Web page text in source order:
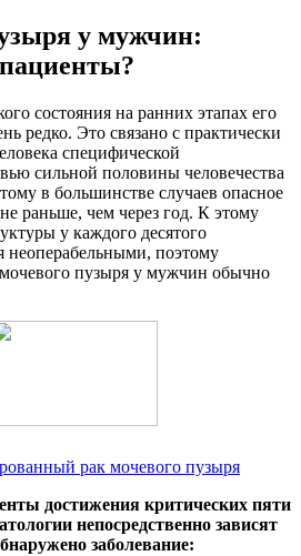
у мужчин:
состояния на ранних этапах его
редко. Это связано с практически
специфической
сильной половины человечества
в большинстве случаев опасное
раньше, чем через год. К этому
у каждого десятого
неоперабельными, поэтому
пузыря у мужчин обычно
рак мочевого пузыря
достижения критических пяти
непосредственно зависят
заболевание: